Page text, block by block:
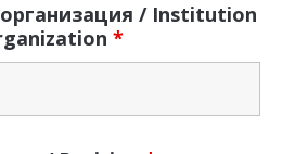
/ Institution
*